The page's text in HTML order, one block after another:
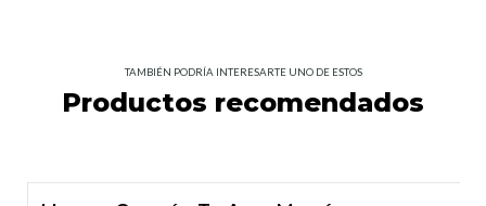
TAMBIÉN PODRÍA INTERESARTE UNO DE ESTOS
Productos recomendados